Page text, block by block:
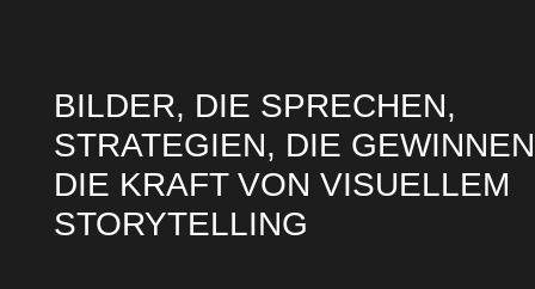
BILDER, DIE SPRECHEN,
STRATEGIEN, DIE GEWINNEN
DIE KRAFT VON VISUELLEM
STORYTELLING